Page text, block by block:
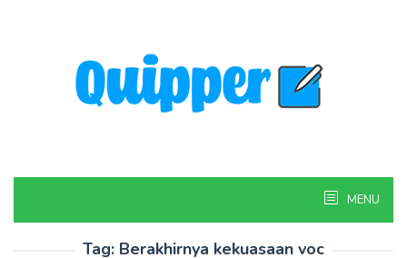
MENU
Tag: Berakhirnya kekuasaan voc